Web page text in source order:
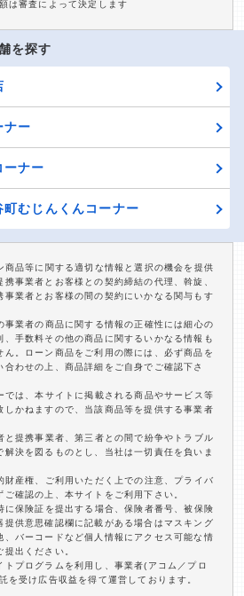
は審査によって決定します
を探す
ナー
ーナー
町むじんくんコーナー
品等に関する適切な情報と選択の機会を提供
事業者とお客様との契約締結の代理、斡旋、
事業者とお客様の間の契約にいかなる関与もす
業者の商品に関する情報の正確性には細心の
、手数料その他の商品に関するいかなる情報も
ん。ローン商品をご利用の際には、必ず商品を
わせの上、商品詳細をご自身でご確認下さ
は、本サイトに掲載される商品やサービス等
しかねますので、当該商品等を提供する事業者
提携事業者、第三者との間で紛争やトラブル
決を図るものとし、当社は一切責任を負いま
産権、ご利用いただく上での注意、プライバ
確認の上、本サイトをご利用下さい。
保険証を提出する場合、保険者番号、被保険
提供意思確認欄に記載がある場合はマスキング
、バーコードなど個人情報にアクセス可能な情
出ください。
プログラムを利用し、事業者(アコム／プロ
を受け広告収益を得て運営しております。